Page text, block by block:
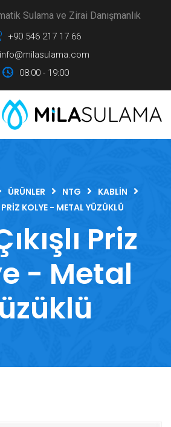
Sulama ve Zirai Danışmanlık
+90 546 217 17 66
info@milasulama.com
08:00 - 19:00
ÜRÜNLER NTG
KABLIN
KOLYE - METAL YÜZÜKLÜ
Priz
- Metal